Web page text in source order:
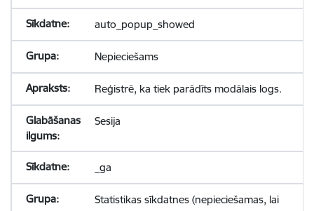
auto_popup_showed
Nepieciešams
Reģistrē, ka tiek parādīts modālais logs.
Sesija
_ga
Statistikas sīkdatnes (nepieciešamas, lai